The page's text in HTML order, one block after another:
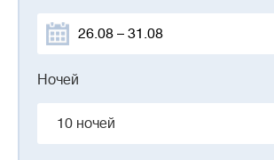
Ночей
10 ночей